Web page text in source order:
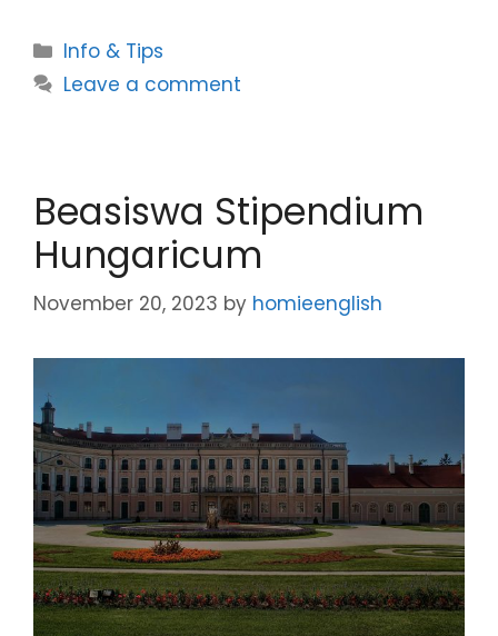
Info & Tips
Leave a comment
Beasiswa Stipendium
Hungaricum
November 20, 2023 by homieenglish